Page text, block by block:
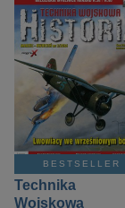
BESTSELLER
Technika
Wojskowa